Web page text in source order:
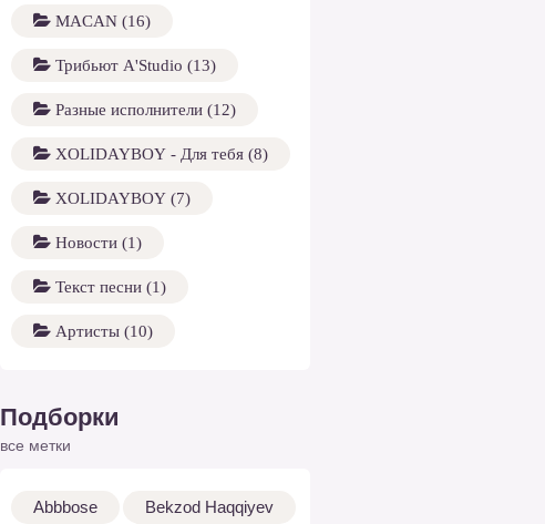
MACAN (16)
Трибьют A'Studio (13)
Разные исполнители (12)
XOLIDAYBOY - Для тебя (8)
XOLIDAYBOY (7)
Новости (1)
Текст песни (1)
Артисты (10)
Подборки
все метки
Abbbose Bekzod Haqqiyev